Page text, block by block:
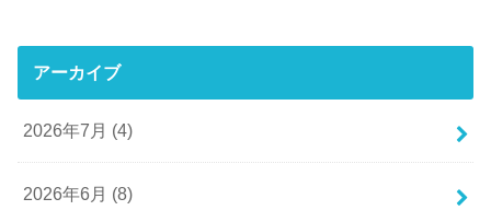
アーカイブ
2026年7月 (4)
2026年6月 (8)